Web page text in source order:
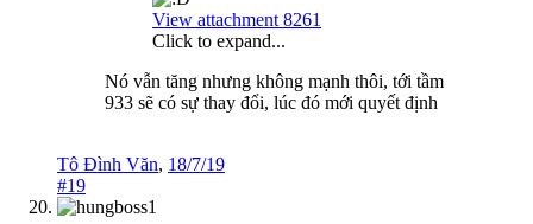
View attachment 8261
Click to expand...
Nó vẫn tăng nhưng không mạnh thôi, tới tầm
933 sẽ có sự thay đổi, lúc đó mới quyết định
Tô Đình Văn, 18/7/19
#19